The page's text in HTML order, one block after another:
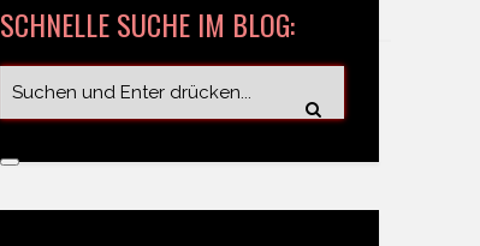
SCHNELLE SUCHE IM BLOG: